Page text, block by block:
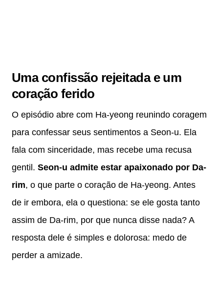
Uma confissão rejeitada e um
coração ferido
O episódio abre com Ha-yeong reunindo coragem
para confessar seus sentimentos a Seon-u. Ela
fala com sinceridade, mas recebe uma recusa
gentil. Seon-u admite estar apaixonado por Da-
rim, o que parte o coração de Ha-yeong. Antes
de ir embora, ela o questiona: se ele gosta tanto
assim de Da-rim, por que nunca disse nada? A
resposta dele é simples e dolorosa: medo de
perder a amizade.